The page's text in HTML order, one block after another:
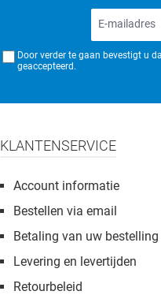
Door verder te gaan bevestigt u
geaccepteerd.
KLANTENSERVICE
Account informatie
Bestellen via email
Betaling van uw bestelling
Levering en levertijden
Retourbeleid